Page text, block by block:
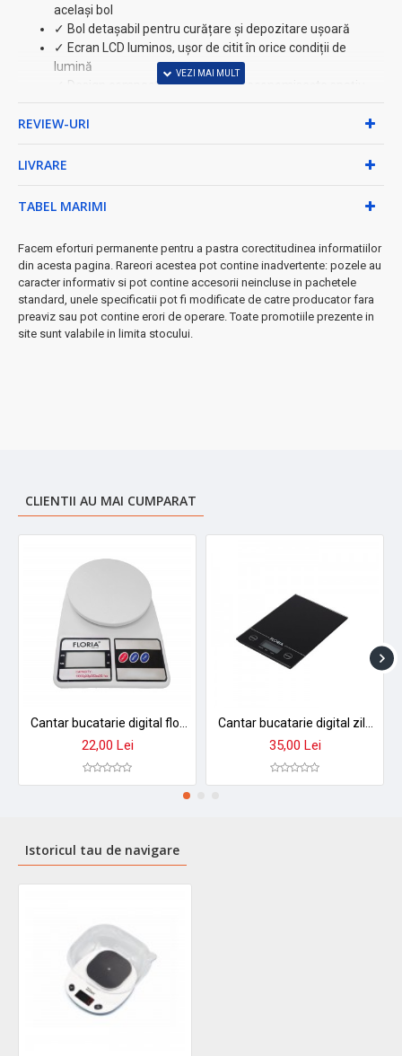
același bol
✓ Bol detașabil pentru curățare și depozitare ușoară
✓ Ecran LCD luminos, ușor de citit în orice condiții de
lumină
✓ Design compact și elegant care economisește spațiu
•Capacitate bol:
Funcții inteligente:
Alimentare:
Dimensiuni bol: 19×17×6 cm
De ce să alegi Zilan ZLN7880?
Construcția robustă din materiale premium garantează
durabilitate pe termen lung, iar butoanele tactile oferă o
REVIEW-URI
LIVRARE
TABEL MARIMI
Facem eforturi permanente pentru a pastra corectitudinea informatiilor
din acesta pagina. Rareori acestea pot contine inadvertente: pozele au
caracter informativ si pot contine accesorii neincluse in pachetele
standard, unele specificatii pot fi modificate de catre producator fara
preaviz sau pot contine erori de operare. Toate promotiile prezente in
site sunt valabile in limita stocului.
CLIENTII AU MAI CUMPARAT
22,00 Lei 35,00 Lei
Istoricul tau de navigare